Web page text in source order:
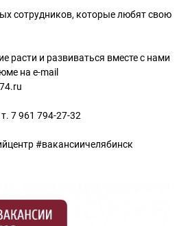
сотрудников, которые любят свою
расти и развиваться вместе с нами
на e-mail
7 961 794-27-32
#вакансиичелябинск